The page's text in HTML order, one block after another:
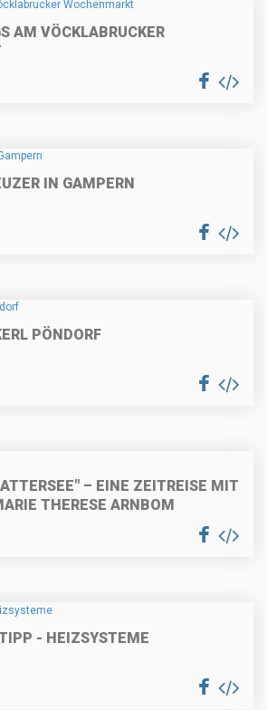
AM VÖCKLABRUCKER
IN GAMPERN
PÖNDORF
– EINE ZEITREISE MIT
THERESE ARNBOM
- HEIZSYSTEME